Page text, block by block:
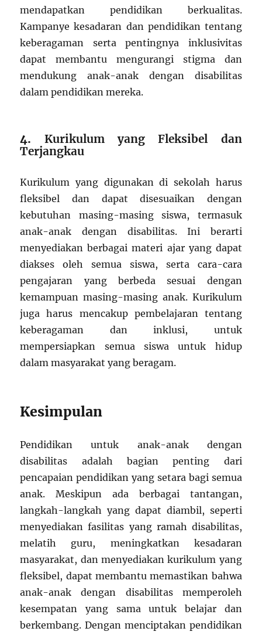
mendapatkan pendidikan berkualitas.
Kampanye kesadaran dan pendidikan tentang
keberagaman serta pentingnya inklusivitas
dapat membantu mengurangi stigma dan
mendukung anak-anak dengan disabilitas
dalam pendidikan mereka.
4. Kurikulum yang Fleksibel dan
Terjangkau
Kurikulum yang digunakan di sekolah harus
fleksibel dan dapat disesuaikan dengan
kebutuhan masing-masing siswa, termasuk
anak-anak dengan disabilitas. Ini berarti
menyediakan berbagai materi ajar yang dapat
diakses oleh semua siswa, serta cara-cara
pengajaran yang berbeda sesuai dengan
kemampuan masing-masing anak. Kurikulum
juga harus mencakup pembelajaran tentang
keberagaman dan inklusi, untuk
mempersiapkan semua siswa untuk hidup
dalam masyarakat yang beragam.
Kesimpulan
Pendidikan untuk anak-anak dengan
disabilitas adalah bagian penting dari
pencapaian pendidikan yang setara bagi semua
anak. Meskipun ada berbagai tantangan,
langkah-langkah yang dapat diambil, seperti
menyediakan fasilitas yang ramah disabilitas,
melatih guru, meningkatkan kesadaran
masyarakat, dan menyediakan kurikulum yang
fleksibel, dapat membantu memastikan bahwa
anak-anak dengan disabilitas memperoleh
kesempatan yang sama untuk belajar dan
berkembang. Dengan menciptakan pendidikan